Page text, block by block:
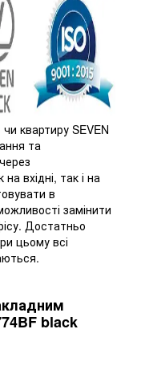
квартиру SEVEN
та
вхідні, так і на
в
замінити
Достатньо
цьому всі
black